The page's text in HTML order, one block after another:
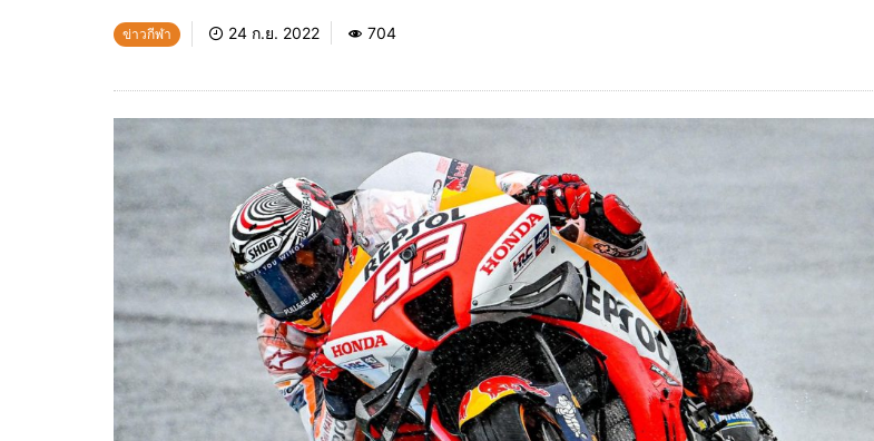
ข่าวกีฬา 24 ก.ย. 2022 704